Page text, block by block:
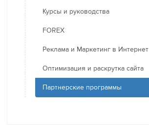
Курсы и руководства
FOREX
Реклама и Маркетинг в Интернет
Оптимизация и раскрутка сайта
Партнерские программы